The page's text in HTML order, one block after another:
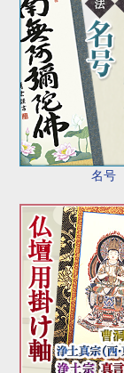
名号